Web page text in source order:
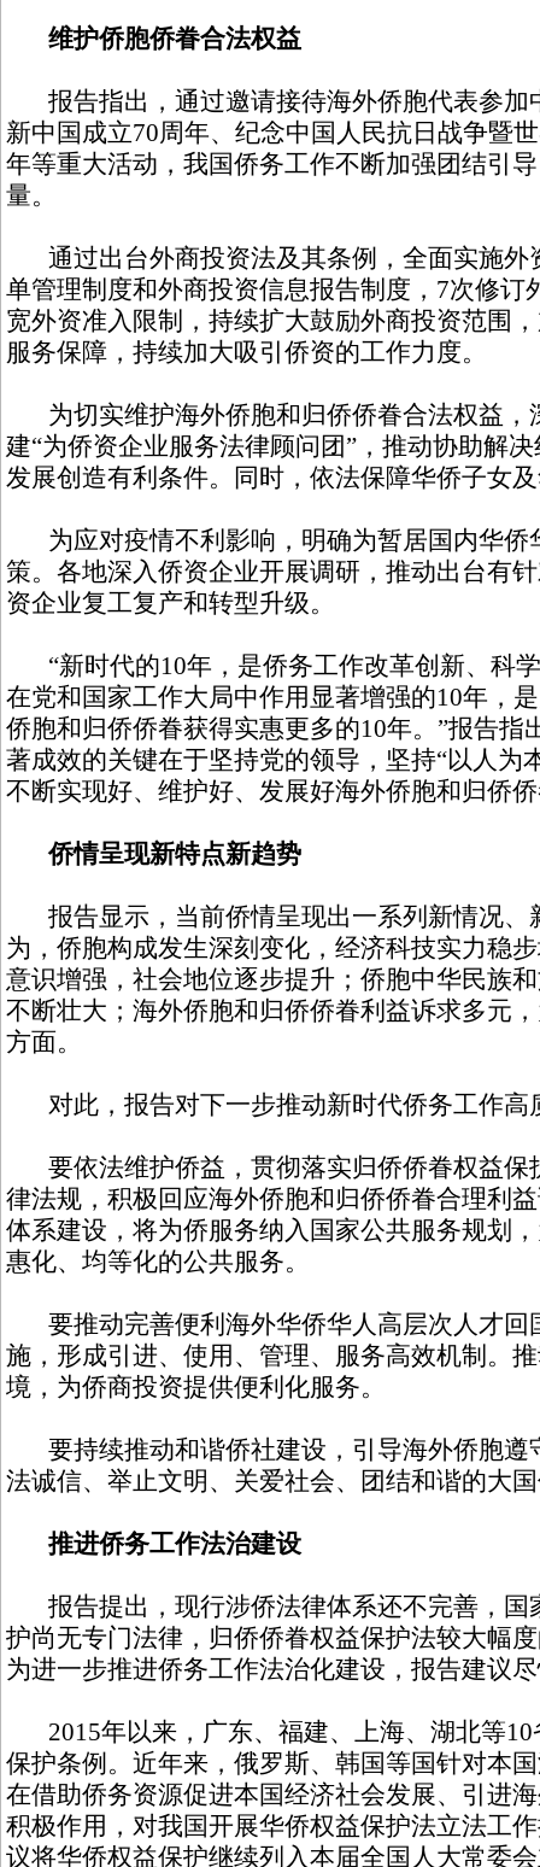
维护侨胞侨眷合法权益
报告指出，通过邀请接待海外侨胞代表参加
新中国成立70周年、纪念中国人民抗日战争暨
年等重大活动，我国侨务工作不断加强团结引
量。
通过出台外商投资法及其条例，全面实施外
单管理制度和外商投资信息报告制度，7次修订
宽外资准入限制，持续扩大鼓励外商投资范围
服务保障，持续加大吸引侨资的工作力度。
为切实维护海外侨胞和归侨侨眷合法权益，
建“为侨资企业服务法律顾问团”，推动协助解
发展创造有利条件。同时，依法保障华侨子女
为应对疫情不利影响，明确为暂居国内华侨
策。各地深入侨资企业开展调研，推动出台有
资企业复工复产和转型升级。
“新时代的10年，是侨务工作改革创新、科
在党和国家工作大局中作用显著增强的10年，
侨胞和归侨侨眷获得实惠更多的10年。”报告指
著成效的关键在于坚持党的领导，坚持“以人为
不断实现好、维护好、发展好海外侨胞和归侨
侨情呈现新特点新趋势
报告显示，当前侨情呈现出一系列新情况、
为，侨胞构成发生深刻变化，经济科技实力稳
意识增强，社会地位逐步提升；侨胞中华民族
不断壮大；海外侨胞和归侨侨眷利益诉求多元
方面。
对此，报告对下一步推动新时代侨务工作高
要依法维护侨益，贯彻落实归侨侨眷权益保
律法规，积极回应海外侨胞和归侨侨眷合理利
体系建设，将为侨服务纳入国家公共服务规划
惠化、均等化的公共服务。
要推动完善便利海外华侨华人高层次人才回
施，形成引进、使用、管理、服务高效机制。
境，为侨商投资提供便利化服务。
要持续推动和谐侨社建设，引导海外侨胞遵
法诚信、举止文明、关爱社会、团结和谐的大
推进侨务工作法治建设
报告提出，现行涉侨法律体系还不完善，国
护尚无专门法律，归侨侨眷权益保护法较大幅
为进一步推进侨务工作法治化建设，报告建议
2015年以来，广东、福建、上海、湖北等10
保护条例。近年来，俄罗斯、韩国等国针对本
在借助侨务资源促进本国经济社会发展、引进
积极作用，对我国开展华侨权益保护法立法工
议将华侨权益保护继续列入本届全国人大常委